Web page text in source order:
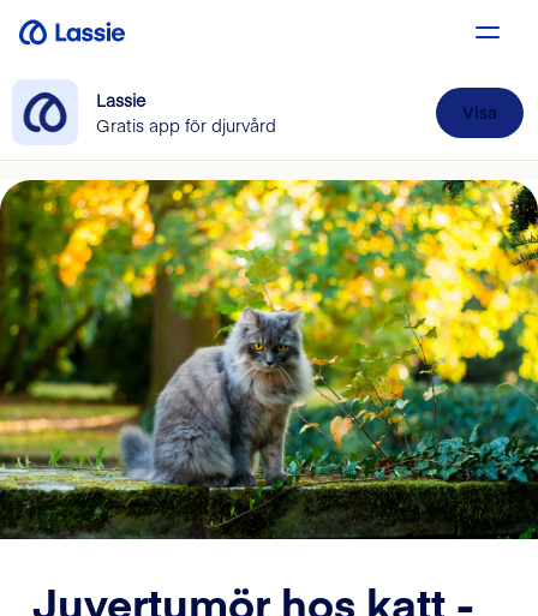
Lassie
Gratis app för djurvård
Visa
Juvertumör hos katt -